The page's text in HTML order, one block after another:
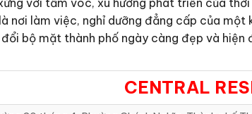
với tầm vóc, xu hướng phát triển của thời
nơi làm việc, nghỉ dưỡng đẳng cấp của
bộ mặt thành phố ngày càng đẹp và
CENTRAL